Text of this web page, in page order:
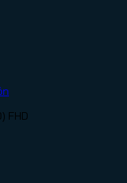
FHD